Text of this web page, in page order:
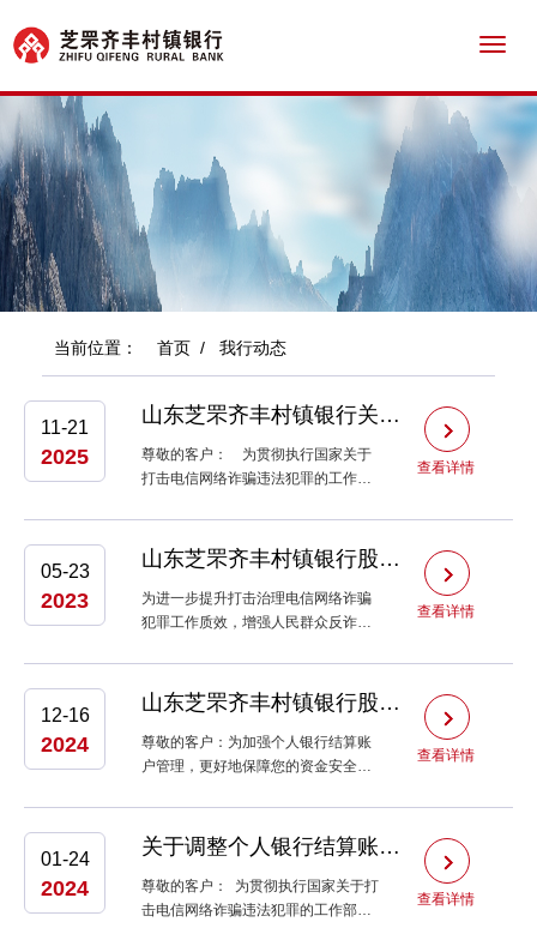
当前位置： 首页 / 我行动态
11-21
2025
山东芝罘齐丰村镇银行关于调整个人银行结算账户非柜面业务限额的公告
查看详情
尊敬的客户： 为贯彻执行国家关于
打击电信网络诈骗违法犯罪的工作部
法权益，我行将根据账户所属......
05-23
2023
山东芝罘齐丰村镇银行股份有限公司 持续开展《反电信网络诈骗法》学习宣传活...
查看详情
为进一步提升打击治理电信网络诈骗
犯罪工作质效，增强人民群众反诈防
极开展《反电信网络诈骗法》学习宣
传活动。芝罘齐丰村镇银行将学习贯
彻好《反......
12-16
2024
山东芝罘齐丰村镇银行股份有限公司关于清理个人长期不动户的公告
查看详情
尊敬的客户：为加强个人银行结算账
户管理，更好地保障您的资金安全，
全的金融服务，我行将对个人长期不
动户开展清理工作，现将相关内容公
示如下：......
01-24
2024
关于调整个人银行结算账户非柜面业务限额的公告
查看详情
尊敬的客户： 为贯彻执行国家关于打
击电信网络诈骗违法犯罪的工作部